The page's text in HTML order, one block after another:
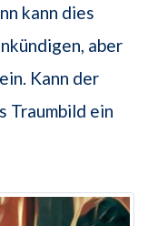
kann dies
aber
Kann der
Traumbild ein